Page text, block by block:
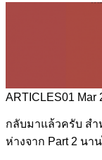
ARTICLES01 Mar
กลับมาแล้วครับ สำ
ห่างจาก Part 2 น